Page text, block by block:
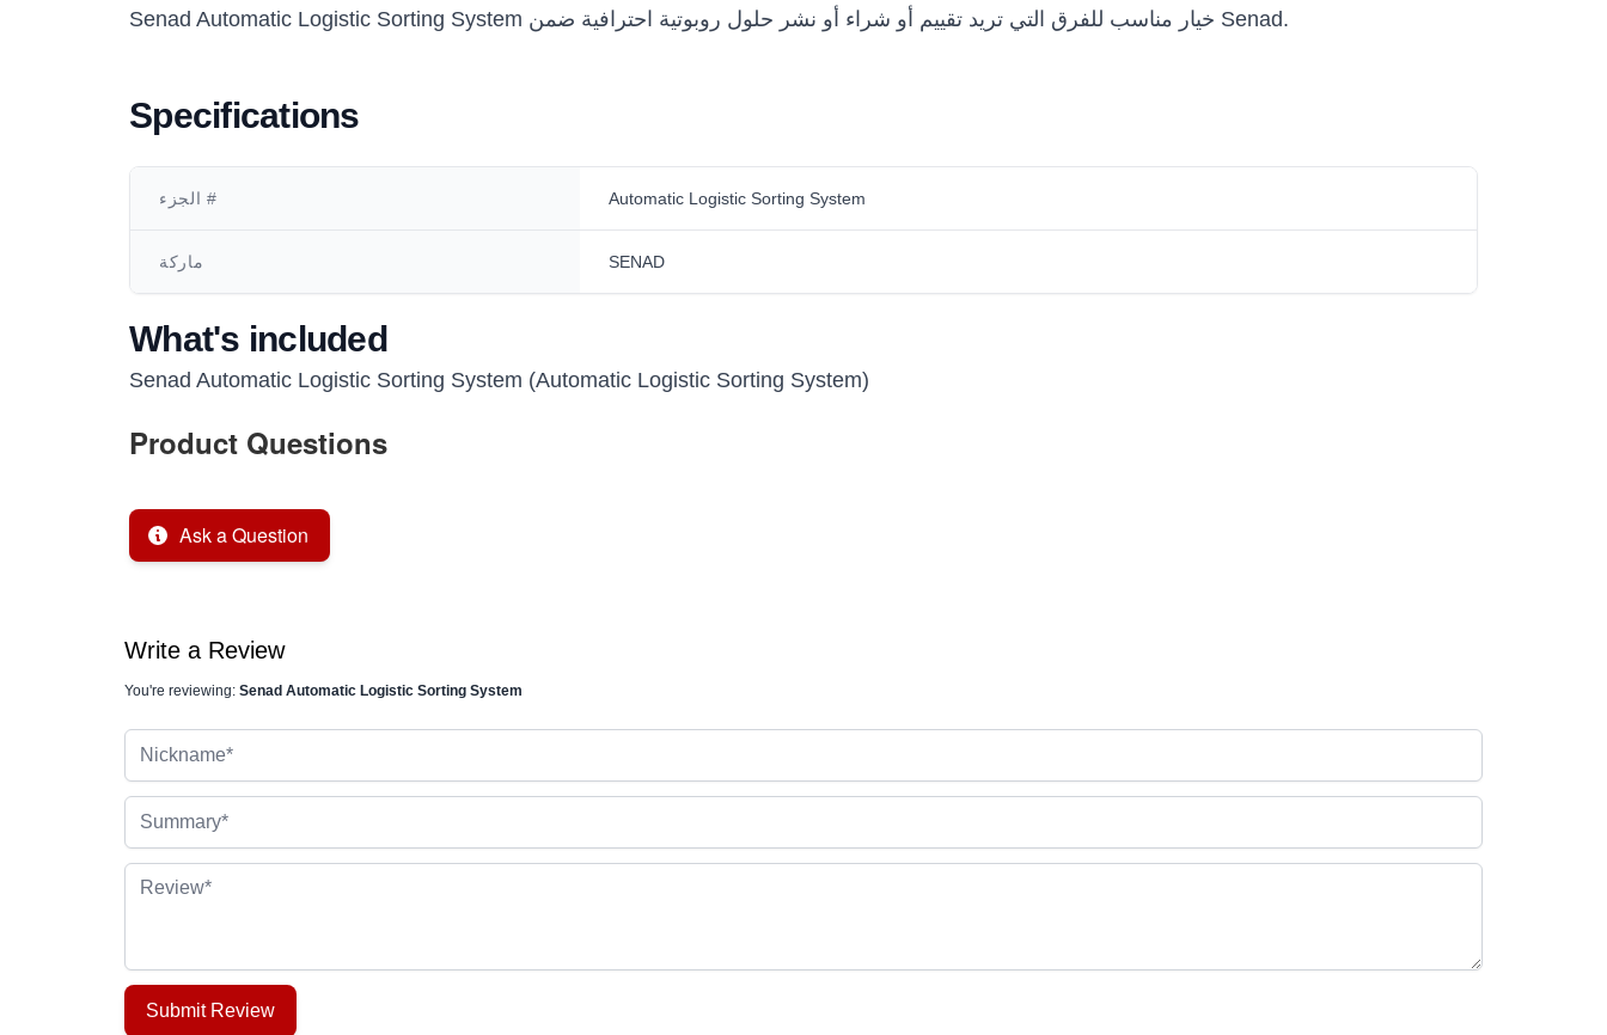
Senad Automatic Logistic Sorting System خيار مناسب للفرق التي تريد تقييم أو شراء أو نشر حلول روبوتية احترافية ضمن Senad.
Specifications
الجزء # Automatic Logistic Sorting System
ماركة SENAD
What's included
Senad Automatic Logistic Sorting System (Automatic Logistic Sorting System)
Product Questions
Ask a Question
Write a Review
You're reviewing: Senad Automatic Logistic Sorting System
Review
Submit Review